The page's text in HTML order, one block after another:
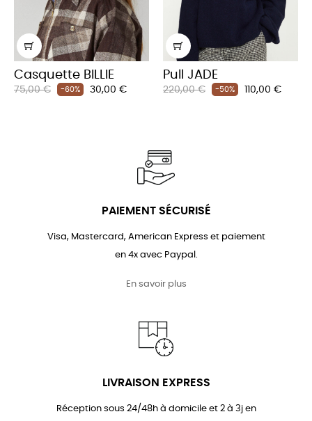
Casquette BILLIE
Prix
75,00 € -60% Prix
30,00 €
Pull JADE
Prix
220,00 € -50% Prix
110,00 €
PAIEMENT SÉCURISÉ
Visa, Mastercard, American Express et paiement
en 4x avec Paypal.
En savoir plus
LIVRAISON EXPRESS
Réception sous 24/48h à domicile et 2 à 3j en